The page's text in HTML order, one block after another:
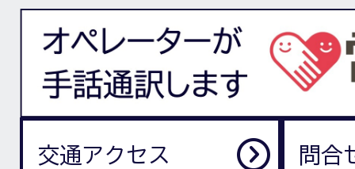
交通アクセス 問合